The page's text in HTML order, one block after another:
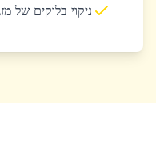
ניקוי בלוקים של